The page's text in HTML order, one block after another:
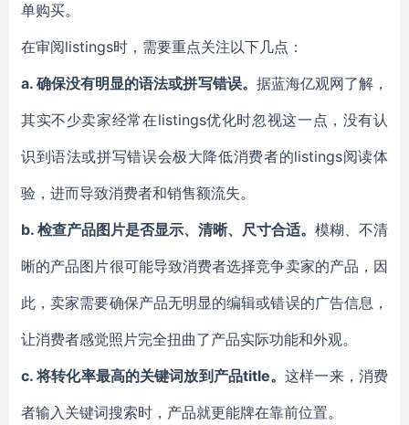
单购买。
在审阅listings时，需要重点关注以下几点：
a.确保没有明显的语法或拼写错误。 据蓝海亿观网了解，
其实不少卖家经常在listings优化时忽视这一点，没有认
识到语法或拼写错误会极大降低消费者的listings阅读体
验，进而导致消费者和销售额流失。
b. 检查产品图片是否显示、清晰、尺寸合适。 模糊、不清
晰的产品图片很可能导致消费者选择竞争卖家的产品，因
此，卖家需要确保产品无明显的编辑或错误的广告信息，
让消费者感觉照片完全扭曲了产品实际功能和外观。
c.将转化率最高的关键词放到产品title。这样一来，消费
者输入关键词搜索时，产品就更能牌在靠前位置。